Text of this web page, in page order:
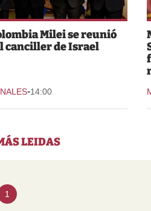
Milei se reunió
canciller de Israel
-14:00
LEIDAS
1